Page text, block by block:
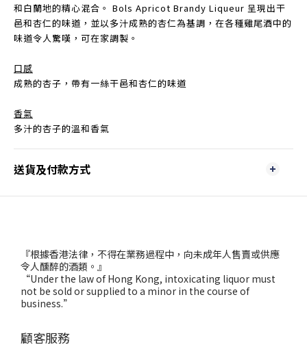
和白蘭地的精心混合。 Bols Apricot Brandy Liqueur 呈現出干
邑和杏仁的味道，並以多汁成熟的杏仁為基調，在各種雞尾酒中的
味道令人驚嘆，可在家調製。
口感
成熟的杏子，帶有一絲干邑和杏仁的味道
香氣
多汁的杏子的溫和香氣
送貨及付款方式
『根據香港法律，不得在業務過程中，向未成年人售賣或供應
令人醺醉的酒類。』
“Under the law of Hong Kong, intoxicating liquor must
not be sold or supplied to a minor in the course of
business.”
顧客服務